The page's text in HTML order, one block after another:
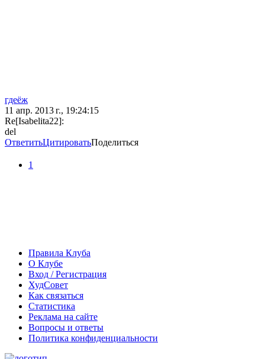
гдеёж
11 апр. 2013 г., 19:24:15
Re[Isabelita22]:
del
ОтветитьЦитироватьПоделиться
1
Правила Клуба
О Клубе
Вход / Регистрация
ХудСовет
Как связаться
Статистика
Реклама на сайте
Вопросы и ответы
Политика конфиденциальности